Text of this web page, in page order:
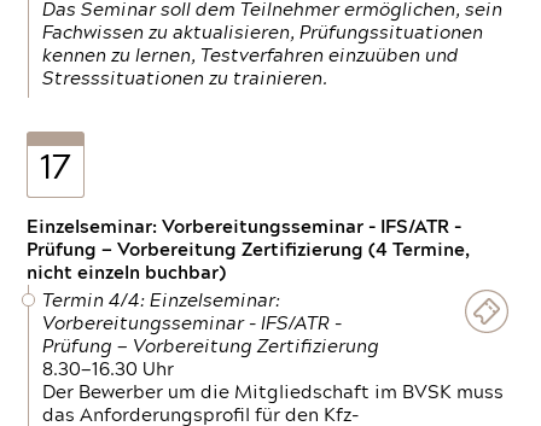
Das Seminar soll dem Teilnehmer ermöglichen, sein
Fachwissen zu aktualisieren, Prüfungssituationen
kennen zu lernen, Testverfahren einzuüben und
Stresssituationen zu trainieren.
17
Einzelseminar: Vorbereitungsseminar - IFS/ATR -
Prüfung — Vorbereitung Zertifizierung (4 Termine,
nicht einzeln buchbar)
Termin 4/4: Einzelseminar:
Vorbereitungsseminar - IFS/ATR -
Prüfung — Vorbereitung Zertifizierung
8.30—16.30 Uhr
Der Bewerber um die Mitgliedschaft im BVSK muss
das Anforderungsprofil für den Kfz-